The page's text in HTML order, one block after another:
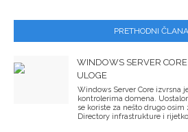
PRETHODNI
WINDOWS SERVER
ULOGE
Windows Server Core izvrsna
kontrolerima domena.
se koriste za nešto drugo
Directory infrastrukture i rijetko